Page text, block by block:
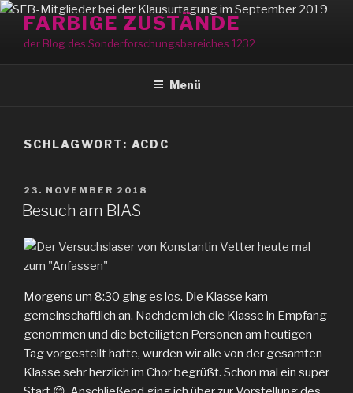
Zum
Inhalt
springen
FARBIGE ZUSTÄNDE
der Blog des Sonderforschungsbereiches 1232
Menü
SCHLAGWORT: ACDC
VERÖFFENTLICHT
AM
23. NOVEMBER 2018
Besuch am BIAS
Morgens um 8:30 ging es los. Die Klasse kam
gemeinschaftlich an. Nachdem ich die Klasse in Empfang
genommen und die beteiligten Personen am heutigen
Tag vorgestellt hatte, wurden wir alle von der gesamten
Klasse sehr herzlich im Chor begrüßt. Schon mal ein super